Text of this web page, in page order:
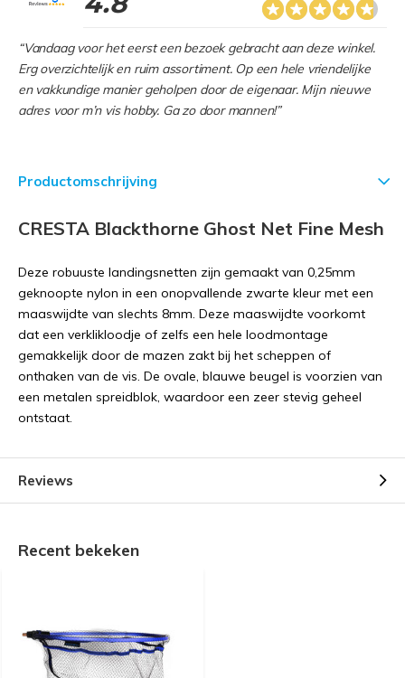
“Vandaag voor het eerst een bezoek gebracht aan deze winkel.
Erg overzichtelijk en ruim assortiment. Op een hele vriendelijke
en vakkundige manier geholpen door de eigenaar. Mijn nieuwe
adres voor m’n vis hobby. Ga zo door mannen!”
Productomschrijving
CRESTA Blackthorne Ghost Net Fine Mesh
Deze robuuste landingsnetten zijn gemaakt van 0,25mm
geknoopte nylon in een onopvallende zwarte kleur met een
maaswijdte van slechts 8mm. Deze maaswijdte voorkomt
dat een verklikloodje of zelfs een hele loodmontage
gemakkelijk door de mazen zakt bij het scheppen of
onthaken van de vis. De ovale, blauwe beugel is voorzien van
een metalen spreidblok, waardoor een zeer stevig geheel
ontstaat.
Reviews
Recent bekeken